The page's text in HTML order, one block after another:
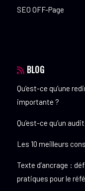
SEO OFF-Page
BLOG
Qu’est-ce qu’une
importante ?
Qu’est-ce qu’un
Les 10 meilleurs
Texte d’ancrage :
pratiques pour le